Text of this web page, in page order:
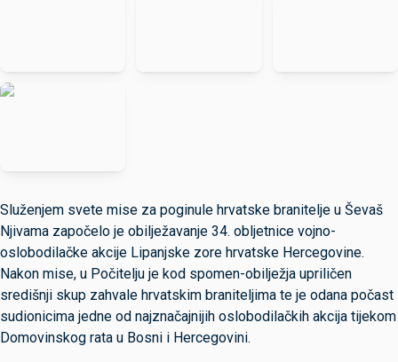
Služenjem svete mise za poginule hrvatske branitelje u Ševaš
Njivama započelo je obilježavanje 34. obljetnice vojno-
oslobodilačke akcije Lipanjske zore hrvatske Hercegovine.
Nakon mise, u Počitelju je kod spomen-obilježja upriličen
središnji skup zahvale hrvatskim braniteljima te je odana počast
sudionicima jedne od najznačajnijih oslobodilačkih akcija tijekom
Domovinskog rata u Bosni i Hercegovini.